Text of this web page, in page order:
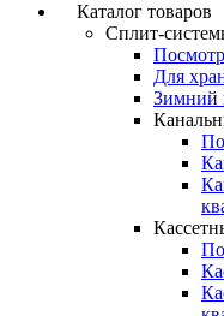
Каталог товаров
Сплит-
Для
Зимний